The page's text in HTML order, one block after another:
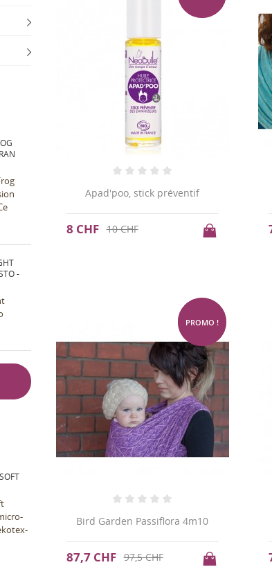
si
-
Apad'poo, stick préventif
8 CHF 10 CHF
-10%
PROMO !
Bird Garden Passiflora 4m10
87,7 CHF 97,5 CHF